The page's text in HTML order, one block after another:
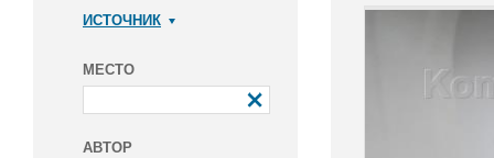
ИСТОЧНИК
МЕСТО
АВТОР